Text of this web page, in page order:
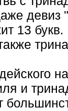
девиз
13
и